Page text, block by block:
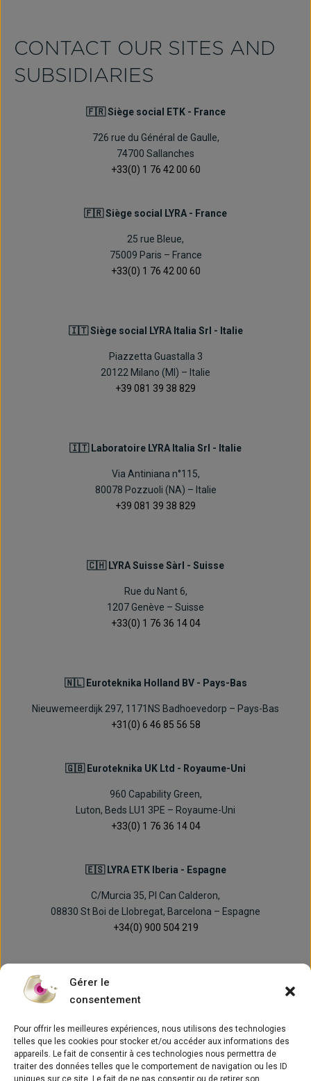
Gérer le
consentement
Pour offrir les meilleures expériences, nous utilisons des technologies
telles que les cookies pour stocker et/ou accéder aux informations des
appareils. Le fait de consentir à ces technologies nous permettra de
traiter des données telles que le comportement de navigation ou les ID
uniques sur ce site. Le fait de ne pas consentir ou de retirer son
CONTACT OUR SITES AND
SUBSIDIARIES
🇫🇷 Siège social ETK - France
726 rue du Général de Gaulle,
74700 Sallanches
+33(0) 1 76 42 00 60
🇫🇷 Siège social LYRA - France
25 rue Bleue,
75009 Paris – France
+33(0) 1 76 42 00 60
🇮🇹 Siège social LYRA Italia Srl - Italie
Piazzetta Guastalla 3
20122 Milano (MI) – Italie
+39 081 39 38 829
🇮🇹 Laboratoire LYRA Italia Srl - Italie
Via Antiniana n°115,
80078 Pozzuoli (NA) – Italie
+39 081 39 38 829
🇨🇭 LYRA Suisse Sàrl - Suisse
Rue du Nant 6,
1207 Genève – Suisse
+33(0) 1 76 36 14 04
🇳🇱 Euroteknika Holland BV - Pays-Bas
Nieuwemeerdijk 297, 1171NS Badhoevedorp – Pays-Bas
+31(0) 6 46 85 56 58
🇬🇧 Euroteknika UK Ltd - Royaume-Uni
960 Capability Green,
Luton, Beds LU1 3PE – Royaume-Uni
+33(0) 1 76 36 14 04
🇪🇸 LYRA ETK Iberia - Espagne
C/Murcia 35, PI Can Calderon,
08830 St Boi de Llobregat, Barcelona – Espagne
+34(0) 900 504 219
Concepto